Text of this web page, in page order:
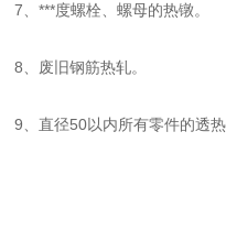
7、***度螺栓、螺母的热镦。
8、废旧钢筋热轧。
9、直径50以内所有零件的透热